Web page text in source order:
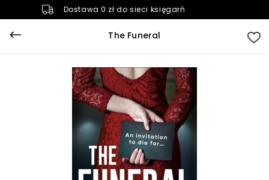
Dostawa 0 zł do sieci księgarń
The Funeral